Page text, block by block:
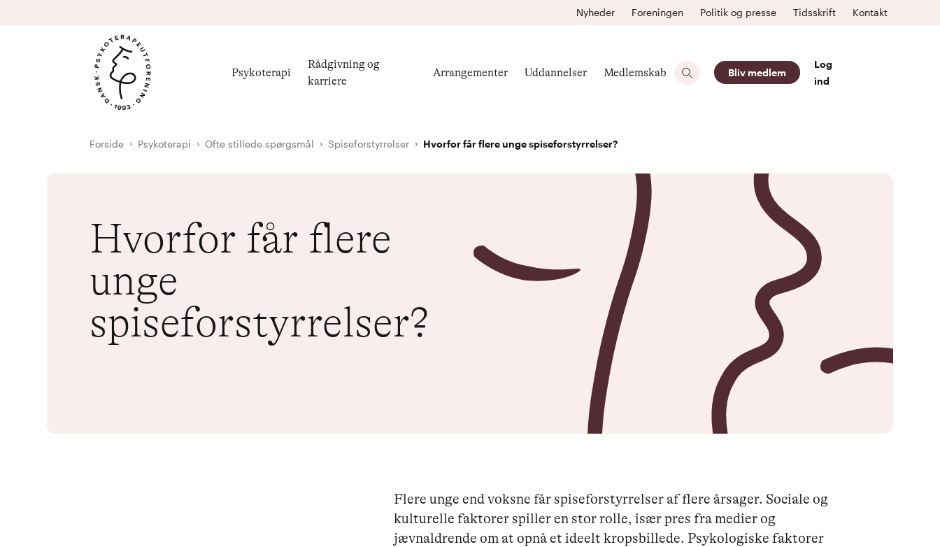
Nyheder Foreningen Politik og presse Tidsskrift Kontakt
Psykoterapi
Rådgivning og
karriere
Arrangementer Uddannelser Medlemskab Bliv medlem
Log
ind
Forside Psykoterapi Ofte stillede spørgsmål Spiseforstyrrelser Hvorfor får flere unge spiseforstyrrelser?
Hvorfor får flere
unge
spiseforstyrrelser?
Flere unge end voksne får spiseforstyrrelser af flere årsager. Sociale og
kulturelle faktorer spiller en stor rolle, især pres fra medier og
jævnaldrende om at opnå et ideelt kropsbillede. Psykologiske faktorer